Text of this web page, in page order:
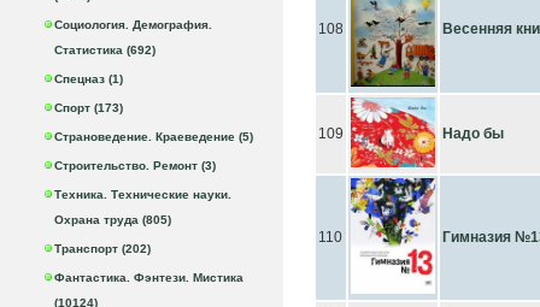
Социология. Демография.
Статистика (692)
Спецназ (1)
Спорт (173)
Страноведение. Краеведение (5)
Строительство. Ремонт (3)
Техника. Технические науки.
Охрана труда (805)
Транспорт (202)
Фантастика. Фэнтези. Мистика
(10124)
108 Весенняя
109 Надо бы
110 Гимназия